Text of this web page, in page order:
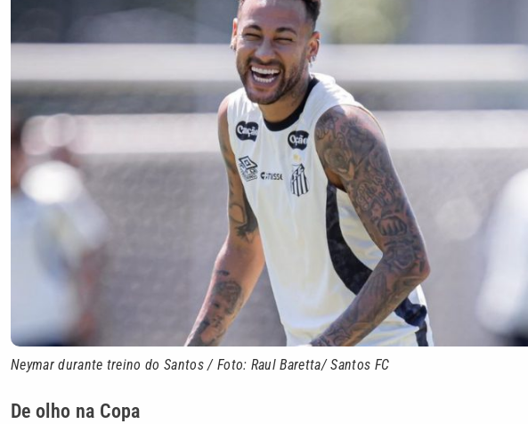
Neymar durante treino do Santos / Foto: Raul Baretta/ Santos FC
De olho na Copa